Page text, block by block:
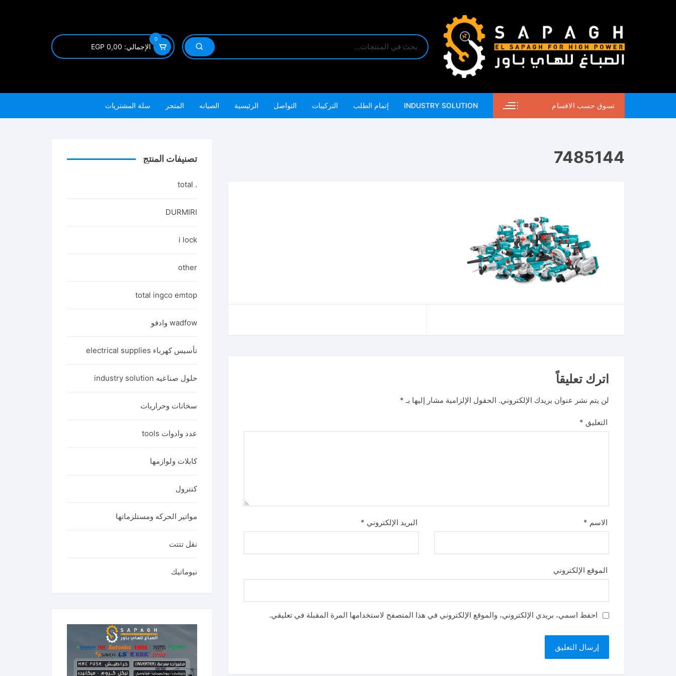
0
الإجمالي: 0,00
EGP
تسوق حسب الاقسام INDUSTRY SOLUTION إتمام الطلب التركيبات التواصل الرئيسية الصيانه المتجر سلة المشتريات
7485144
اترك تعليقاً
لن يتم نشر عنوان بريدك الإلكتروني. الحقول الإلزامية مشار إليها بـ *
التعليق *
الاسم * البريد الإلكتروني *
الموقع الإلكتروني
احفظ اسمي، بريدي الإلكتروني، والموقع الإلكتروني في هذا المتصفح لاستخدامها المرة المقبلة في تعليقي.
تصنيفات المنتج
. total
DURMIRI
i lock
other
total ingco emtop
wadfow وادفو
تأسيس كهرباء electrical supplies
حلول صناعيه industry solution
سخانات وحراريات
عدد وادوات tools
كابلات ولوازمها
كنترول
مواتير الحركه ومستلزماتها
نقل تتتت
نيوماتيك